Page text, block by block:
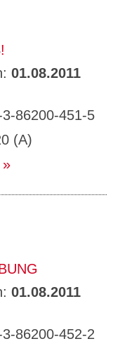
01.08.2011
86200-451-5
(A)
01.08.2011
86200-452-2